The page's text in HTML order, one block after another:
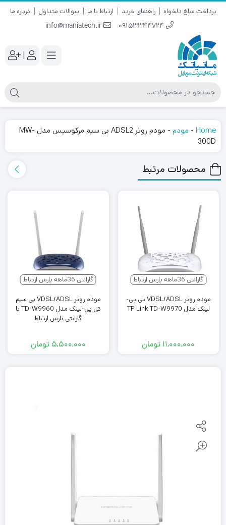
پرداخت مبلغ دلخواه راهنمای خرید ارتباط با ما سوالات متداول درباره ما
09153344724
info@maniatech.ir
|
Home
- مودم -
مودم روتر ADSL2 بی‌ سیم مرکوسیس مدل MW-
300D
محصولات مرتبط
گارانتی 36ماهه پارس ارتباط
مودم روتر VDSL/ADSL تی پی-
لینک مدل TP Link TD-W9970
۱۱,۰۰۰,۰۰۰ تومان
گارانتی 36ماهه پارس ارتباط
مودم روتر VDSL/ADSL بی سیم
تی پی-لینک مدل TD-W9960 با
گارانتی پارس ارتباط
۵,۵۰۰,۰۰۰تومان